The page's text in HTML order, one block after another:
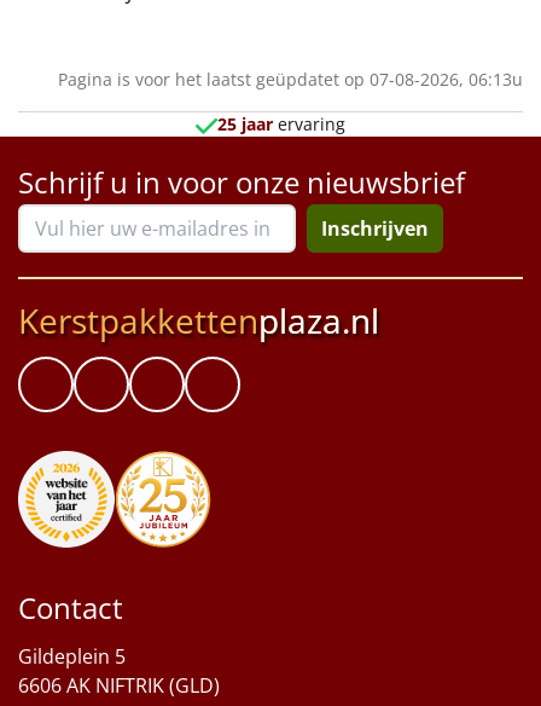
Pagina is voor het laatst geüpdatet op 07-08-2026, 06:13u
25 jaar ervaring
Schrijf u in voor onze nieuwsbrief
Inschrijven
Kerstpakkettenplaza.nl
Contact
Gildeplein 5
6606 AK NIFTRIK (GLD)